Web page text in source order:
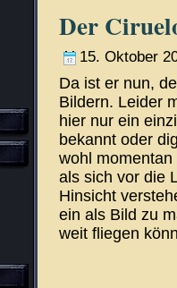
Der
15. Oktober
Da ist er nun,
Bildern. Leider
hier nur ein
bekannt oder
wohl
als sich vor die
Hinsicht
ein als Bild zu
weit fliegen